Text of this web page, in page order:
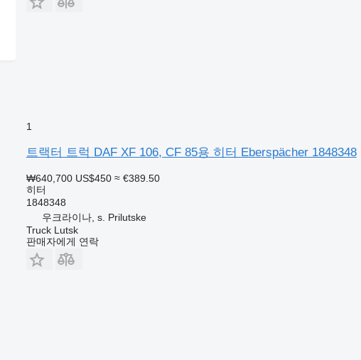
1
트랙터 트럭 DAF XF 106, CF 85용 히터 Eberspächer 1848348
₩640,700 US$450 ≈ €389.50
히터
1848348
우크라이나, s. Prilutske
Truck Lutsk
판매자에게 연락